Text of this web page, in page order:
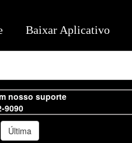
nosso suporte
9090
Última
Baixar Aplicativo